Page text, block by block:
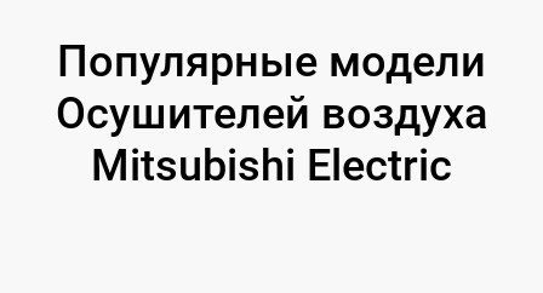
Популярные модели
Осушителей воздуха
Mitsubishi Electric